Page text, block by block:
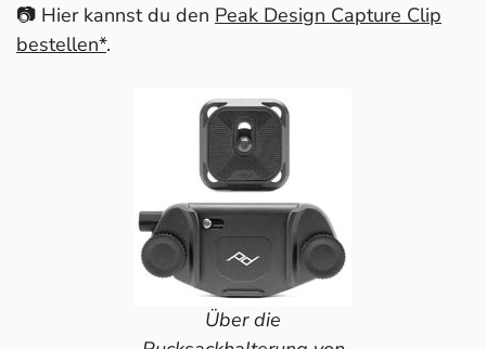
📷 Hier kannst du den Peak Design Capture Clip
bestellen*.
Über die